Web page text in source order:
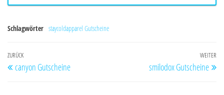
Schlagwörter staycoldapparel Gutscheine
Beitragsnavigation
Vorheriger
Beitrag
ZURÜCK
canyon Gutscheine
WEITER
smilodox Gutscheine